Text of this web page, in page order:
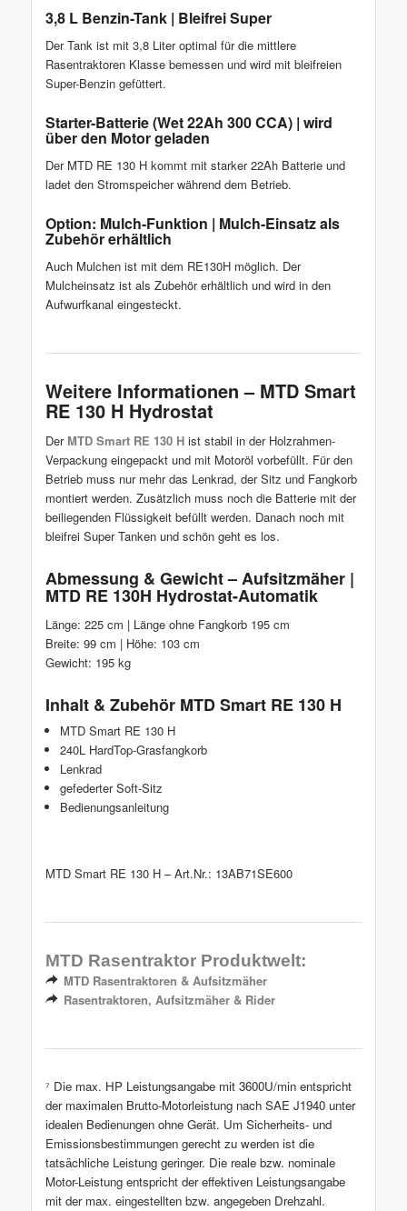
3,8 L Benzin-Tank | Bleifrei Super
Der Tank ist mit 3,8 Liter optimal für die mittlere
Rasentraktoren Klasse bemessen und wird mit bleifreien
Super-Benzin gefüttert.
Starter-Batterie (Wet 22Ah 300 CCA) | wird
über den Motor geladen
Der MTD RE 130 H kommt mit starker 22Ah Batterie und
ladet den Stromspeicher während dem Betrieb.
Option: Mulch-Funktion | Mulch-Einsatz als
Zubehör erhältlich
Auch Mulchen ist mit dem RE130H möglich. Der
Mulcheinsatz ist als Zubehör erhältlich und wird in den
Aufwurfkanal eingesteckt.
Weitere Informationen – MTD Smart
RE 130 H Hydrostat
Der MTD Smart RE 130 Hist stabil in der Holzrahmen-
Verpackung eingepackt und mit Motoröl vorbefüllt. Für den
Betrieb muss nur mehr das Lenkrad, der Sitz und Fangkorb
montiert werden. Zusätzlich muss noch die Batterie mit der
beiliegenden Flüssigkeit befüllt werden. Danach noch mit
bleifrei Super Tanken und schön geht es los.
Abmessung & Gewicht – Aufsitzmäher |
MTD RE 130H Hydrostat-Automatik
Länge: 225 cm | Länge ohne Fangkorb 195 cm
Breite: 99 cm | Höhe: 103 cm
Gewicht: 195 kg
Inhalt & Zubehör MTD Smart RE 130 H
MTD Smart RE 130 H
240L HardTop-Grasfangkorb
Lenkrad
gefederter Soft-Sitz
Bedienungsanleitung
MTD Smart RE 130 H – Art.Nr.: 13AB71SE600
MTD Rasentraktor Produktwelt:
MTD Rasentraktoren & Aufsitzmäher
Rasentraktoren, Aufsitzmäher & Rider
⁷ Die max. HP Leistungsangabe mit 3600U/min entspricht
der maximalen Brutto-Motorleistung nach SAE J1940 unter
idealen Bedienungen ohne Gerät. Um Sicherheits‐ und
Emissionsbestimmungen gerecht zu werden ist die
tatsächliche Leistung geringer. Die reale bzw. nominale
Motor-Leistung entspricht der effektiven Leistungsangabe
mit der max. eingestellten bzw. angegeben Drehzahl.